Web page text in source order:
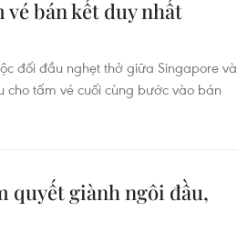
vé bán kết duy nhất
đối đầu nghẹt thở giữa Singapore và
cho tấm vé cuối cùng bước vào bán
quyết giành ngôi đầu,